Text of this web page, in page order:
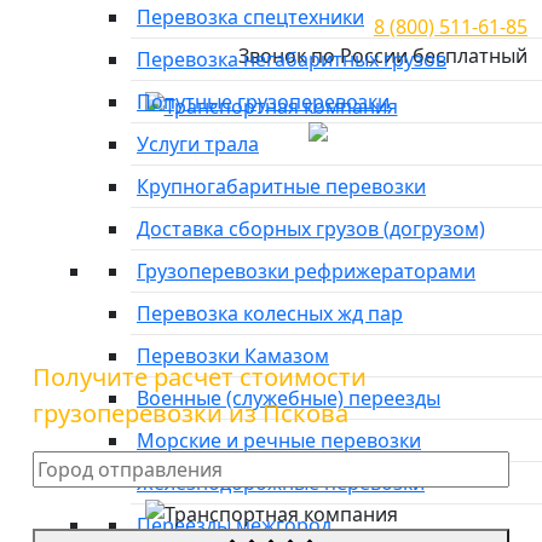
Город отправки
8 (800) 511-61-85
Звонок по России бесплатный
Перевозка спецтехники
Перевозка негабаритных грузов
Попутные грузоперевозки
Услуги трала
Крупногабаритные перевозки
Доставка сборных грузов (догрузом)
Грузоперевозки рефрижераторами
Перевозка колесных жд пар
Перевозки Камазом
Военные (служебные) переезды
Морские и речные перевозки
Железнодорожные перевозки
Переезды межгород
Грузоперевозки
Набережные Челны - Псков
Получите расчет стоимости
грузоперевозки из Пскова